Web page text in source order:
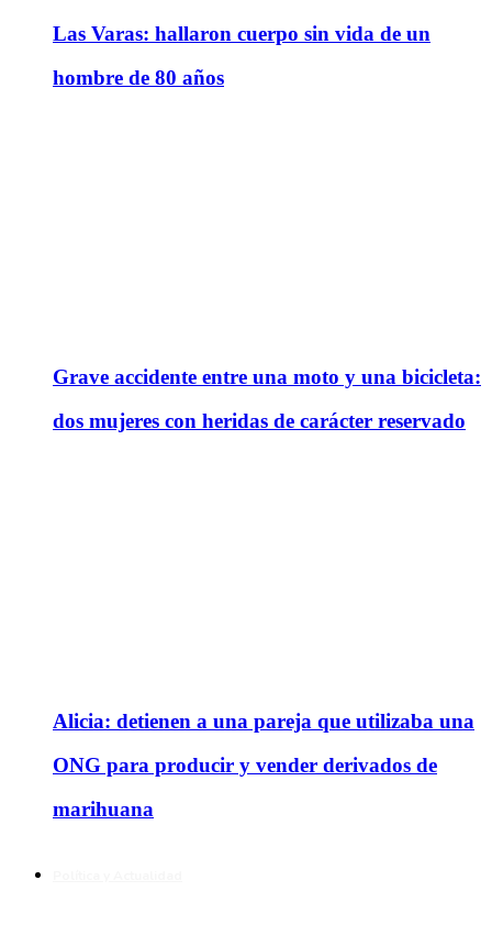
Las Varas: hallaron cuerpo sin vida de un
hombre de 80 años
Grave accidente entre una moto y una bicicleta:
dos mujeres con heridas de carácter reservado
Alicia: detienen a una pareja que utilizaba una
ONG para producir y vender derivados de
marihuana